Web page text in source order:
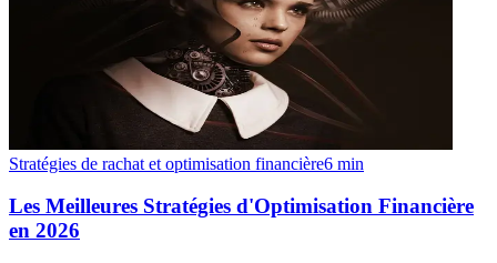
Stratégies de rachat et optimisation financière6 min
Les Meilleures Stratégies d'Optimisation Financière
en 2026